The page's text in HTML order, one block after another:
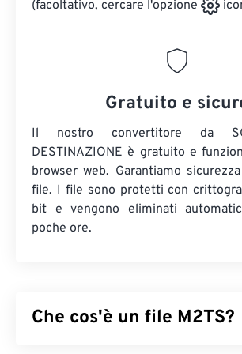
(facoltativo, cercare l'opzione
Gratuito e
Il nostro convertitore da
DESTINAZIONE è gratuito e
browser web. Garantiamo
file. I file sono protetti con
bit e vengono eliminati
poche ore.
Che cos'è un file M2TS?